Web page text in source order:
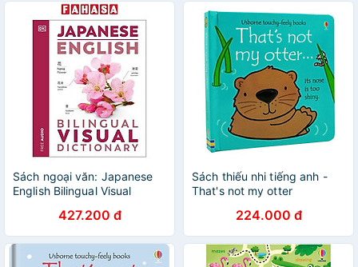
Sách ngoại văn: Japanese
English Bilingual Visual
427.200 đ
Sách thiếu nhi tiếng anh -
That's not my otter
224.000 đ